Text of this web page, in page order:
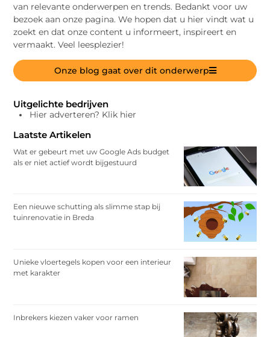
van relevante onderwerpen en trends. Bedankt voor uw
bezoek aan onze pagina. We hopen dat u hier vindt wat u
zoekt en dat onze content u informeert, inspireert en
vermaakt. Veel leesplezier!
Onze blog gaat over dit onderwerp
Uitgelichte bedrijven
Hier adverteren? Klik hier
Laatste Artikelen
Wat er gebeurt met uw Google Ads budget
als er niet actief wordt bijgestuurd
Een nieuwe schutting als slimme stap bij
tuinrenovatie in Breda
Unieke vloertegels kopen voor een interieur
met karakter
Inbrekers kiezen vaker voor ramen